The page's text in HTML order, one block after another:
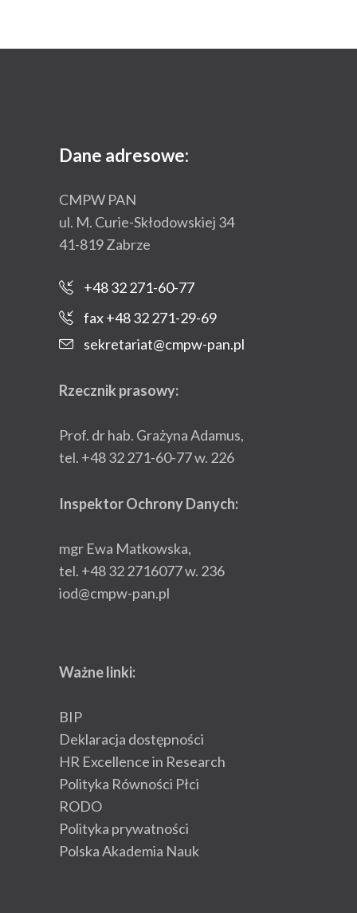
Dane adresowe:
CMPW PAN
ul. M. Curie-Skłodowskiej 34
41-819 Zabrze
+48 32 271-60-77
fax +48 32 271-29-69
sekretariat@cmpw-pan.pl
Rzecznik prasowy:
Prof. dr hab. Grażyna Adamus,
tel. +48 32 271-60-77 w. 226
Inspektor Ochrony Danych:
mgr Ewa Matkowska,
tel. +48 32 2716077 w. 236
iod@cmpw-pan.pl
Ważne linki:
BIP
Deklaracja dostępności
HR Excellence in Research
Polityka Równości Płci
RODO
Polityka prywatności
Polska Akademia Nauk